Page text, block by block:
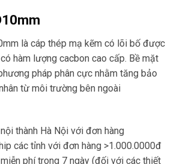
là cáp thép mạ kẽm có lõi bố được
hàm lượng cacbon cao cấp. Bề mặt
pháp phân cực nhằm tăng bảo
từ môi trường bên ngoài
thành Hà Nội với đơn hàng
các tỉnh với đơn hàng >1.000.0000đ
phí trong 7 ngày (đối với các thiết